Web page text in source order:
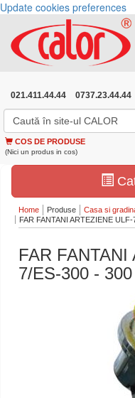
Update cookies preferences
021.411.44.44 0737.23.44.44
COS DE PRODUSE
(Nici un produs in cos)
Home Produse Casa si
FAR FANTANI ARTEZIENE
FAR
7/ES-300 -